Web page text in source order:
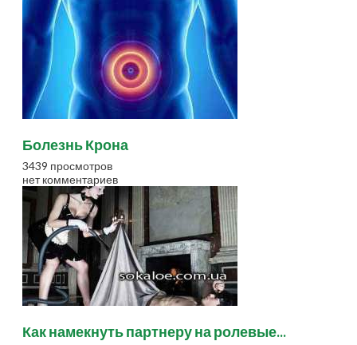
Болезнь Крона
3439 просмотров
нет комментариев
Как намекнуть партнеру на ролевые...